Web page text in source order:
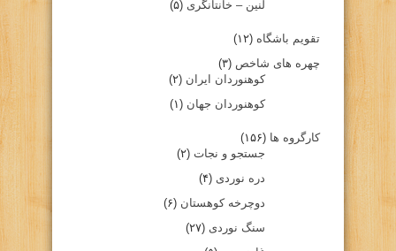
لنین – خانتانگری (۵)
تقویم باشگاه (۱۲)
چهره های شاخص (۳)
کوهنوردان ایران (۲)
کوهنوردان جهان (۱)
کارگروه ها (۱۵۶)
جستجو و نجات (۲)
دره نوردی (۴)
دوچرخه کوهستان (۶)
سنگ نوردی (۲۷)